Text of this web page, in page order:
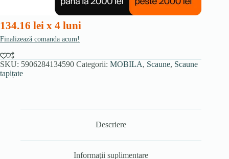
134.16 lei x 4 luni
Finalizează comanda acum!
SKU: 5906284134590 Categorii: MOBILA, Scaune, Scaune
tapițate
Descriere
Informații suplimentare